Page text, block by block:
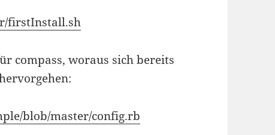
firstInstall.sh
compass, woraus sich bereits
blob/master/config.rb